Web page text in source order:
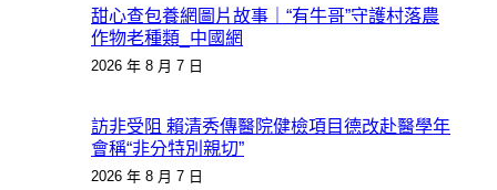
甜心查包養網圖片故事｜“有牛哥”守護村落農
作物老種類_中國網
2026 年 8 月 7 日
訪非受阻 賴清秀傳醫院健檢項目德改赴醫學年
會稱“非分特別親切”
2026 年 8 月 7 日